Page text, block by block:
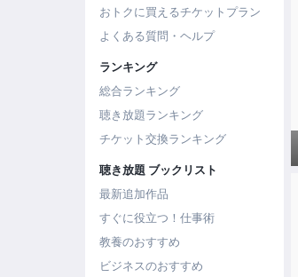
おトクに買えるチケットプラン
よくある質問・ヘルプ
ランキング
総合ランキング
聴き放題ランキング
チケット交換ランキング
聴き放題 ブックリスト
最新追加作品
すぐに役立つ！仕事術
教養のおすすめ
ビジネスのおすすめ